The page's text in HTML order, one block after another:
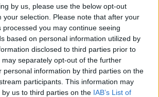
by us, please use the below opt-out
your selection. Please note that after your
processed you may continue seeing
based on personal information utilized by
disclosed to third parties prior to
separately opt-out of the further
personal information by third parties on the
participants. This information may
us to third parties on the IAB’s List of
és önismeretet fejlesztő tanári módszereket is